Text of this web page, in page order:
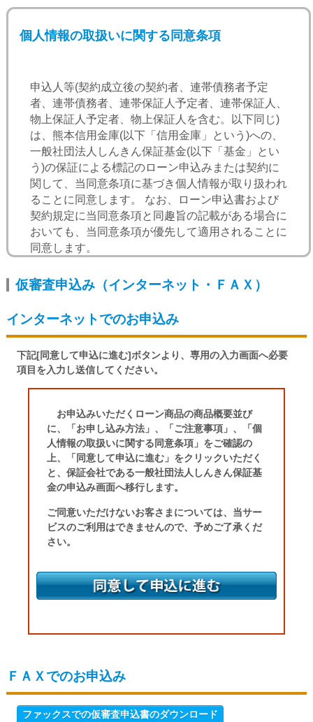
しては、居住地または勤務地に近い営業店でのお取扱いと
なお申込みが必要となります。その際には、正式
申込書及び確認資料等のご提出が必要となります
ので、必ずお申込みになるご本人様がお取引を希
望される当金庫本支店の窓口までご来店くださ
い。
審査結果のご連絡からご融資日まで保証会社が定
める一定期間を経過すると、再審査をさせていた
だくことがあります。
この仮審査申込みのご入力内容とご来店時に提出
いただいた正式申込書並びに確認書類の内容が相
違する場合には、ご連絡した審査結果の内容にか
かわらず、ご希望に添えない場合もあります。
場合や、ご希望に添えない場合もありますので、
予めご了承ください。なお、審査の結果いかんに
かかわらずご提出いただいた申込等の返却はでき
ません。また、審査内容の詳細につきましてもお
答えできません。
インターネットでお申込みいただく場合、ご入力
された内容が送信される際、ＳＳＬ方式により内
お使いのパソコン等の環境によっては、インター
ネットでのお申込みがご利用いただけない場合も
ございますのでご了承ください。
仮審査申込書の記入漏れや電話番号等の誤りがあ
ると審査が出来かねますので、お申込みの際は、
記載内容をいま一度ご確認下さいます様お願い申
お申込みは、必ず商品内容や金利、条件等につい
てご確認のうえお申込ください。また、土・日・
祝日等の金融機関休業日並びに平日17時以降のお
ていただきます。
個人情報の取扱いに関する同意条項
申込人等(契約成立後の契約者、連帯債務者予定
者、連帯債務者、連帯保証人予定者、連帯保証人、
物上保証人予定者、物上保証人を含む。以下同じ)
は、熊本信用金庫(以下「信用金庫」という)への、
一般社団法人しんきん保証基金(以下「基金」とい
う)の保証による標記のローン申込みまたは契約に
関して、当同意条項に基づき個人情報が取り扱われ
ることに同意します。 なお、ローン申込書および
契約規定に当同意条項と同趣旨の記載がある場合に
おいても、当同意条項が優先して適用されることに
同意します。
第１条（個人情報の利用目的）
申込人等は、信用金庫が、個人情報の保護に関する
法律に基づき、次の業務ならびに利用目的の達成に
必要な範囲で、個人情報を取得、保有、利用するこ
とに同意します。
業務の内容
（１） 預金業務、為替業務、両替業務、融資
業務、外国為替業務およびこれらに付
随する業務
（２） 公共債・投信販売業務、保険販売業
務、金融商品仲介業務、信託業務、社
する業務
（３） その他信用金庫が営むことができる業
取扱いが認められる業務を含む）
仮審査申込み（インターネット・ＦＡＸ）
インターネットでのお申込み
下記[同意して申込に進む]ボタンより、専用の入力画面へ必要
項目を入力し送信してください。
お申込みいただくローン商品の商品概要並び
に、「お申し込み方法」、「ご注意事項」、「個
人情報の取扱いに関する同意条項」をご確認の
上、「同意して申込に進む」をクリックいただく
と、保証会社である一般社団法人しんきん保証基
金の申込み画面へ移行します。
ご同意いただけないお客さまについては、当サー
ビスのご利用はできませんので、予めご了承くだ
さい。
ＦＡＸでのお申込み
ファックスでの仮審査申込書のダウンロード